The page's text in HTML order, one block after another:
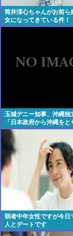
筒井澪心ちゃんがお前ら
女になってきている件！
玉城デニー知事、沖縄独
「日本政府から沖縄をと
す！！」
弱者中年女性ですが今日
人とデートです